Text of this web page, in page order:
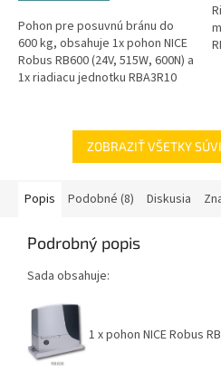
Pohon pre posuvnú bránu do
600 kg, obsahuje 1x pohon NICE
Robus RB600 (24V, 515W, 600N) a
1x riadiacu jednotku RBA3R10
ZOBRAZIŤ VŠETKY
Popis Podobné (8) Diskusia
Podrobný popis
Sada obsahuje:
1 x pohon NICE Robus